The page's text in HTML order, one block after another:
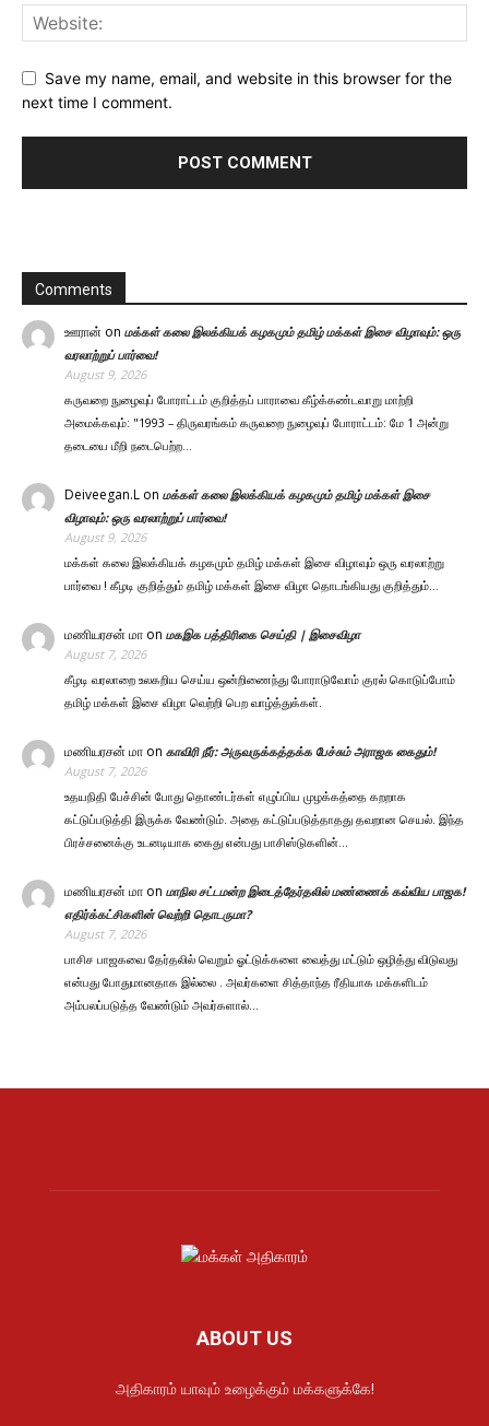
Save my name, email, and website in this browser for the
next time I comment.
Comments
ஊரான் on மக்கள் கலை இலக்கியக் கழகமும் தமிழ் மக்கள் இசை விழாவும்: ஒரு
வரலாற்றுப் பார்வை!
August 9, 2026
கருவறை நுழைவுப் போராட்டம் குறித்தப் பாராவை கீழ்க்கண்டவாறு மாற்றி
அமைக்கவும்: "1993 – திருவரங்கம் கருவறை நுழைவுப் போராட்டம்: மே 1 அன்று
தடையை மீறி நடைபெற்ற…
Deiveegan.L on மக்கள் கலை இலக்கியக் கழகமும் தமிழ் மக்கள் இசை
விழாவும்: ஒரு வரலாற்றுப் பார்வை!
August 9, 2026
மக்கள் கலை இலக்கியக் கழகமும் தமிழ் மக்கள் இசை விழாவும் ஒரு வரலாற்று
பார்வை ! கீழடி குறித்தும் தமிழ் மக்கள் இசை விழா தொடங்கியது குறித்தும்…
மணியரசன் மா on மகஇக பத்திரிகை செய்தி | இசைவிழா
August 7, 2026
கீழடி வரலாறை உலகறிய செய்ய ஒன்றிணைந்து போராடுவோம் குரல் கொடுப்போம்
தமிழ் மக்கள் இசை விழா வெற்றி பெற வாழ்த்துக்கள்.
மணியரசன் மா on காவிரி நீர்: அருவருக்கத்தக்க பேச்சும் அராஜக கைதும்!
August 7, 2026
உதயநிதி பேச்சின் போது தொண்டர்கள் எழுப்பிய முழக்கத்தை கறறாக
கட்டுப்படுத்தி இருக்க வேண்டும். அதை கட்டுப்படுத்தாதது தவறான செயல். இந்த
பிரச்சனைக்கு உடனடியாக கைது என்பது பாசிஸ்டுகளின்…
மணியரசன் மா on மாநில சட்டமன்ற இடைத்தேர்தலில் மண்ணைக் கவ்விய பாஜக!
எதிர்க்கட்சிகளின் வெற்றி தொடருமா?
August 7, 2026
பாசிச பாஜகவை தேர்தலில் வெறும் ஓட்டுக்களை வைத்து மட்டும் ஒழித்து விடுவது
என்பது போதுமானதாக இல்லை . அவர்களை சித்தாந்த ரீதியாக மக்களிடம்
அம்பலப்படுத்த வேண்டும் அவர்களால்…
ABOUT US
அதிகாரம் யாவும் உழைக்கும் மக்களுக்கே!